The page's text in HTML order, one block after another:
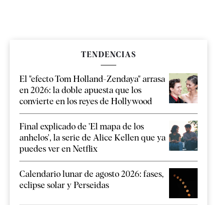
TENDENCIAS
El "efecto Tom Holland-Zendaya" arrasa
en 2026: la doble apuesta que los
convierte en los reyes de Hollywood
Final explicado de 'El mapa de los
anhelos', la serie de Alice Kellen que ya
puedes ver en Netflix
Calendario lunar de agosto 2026: fases,
eclipse solar y Perseidas